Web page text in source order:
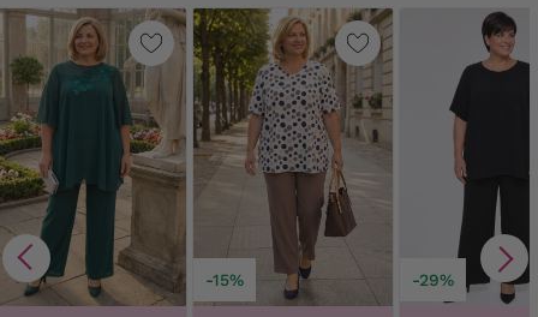
-15% -29%